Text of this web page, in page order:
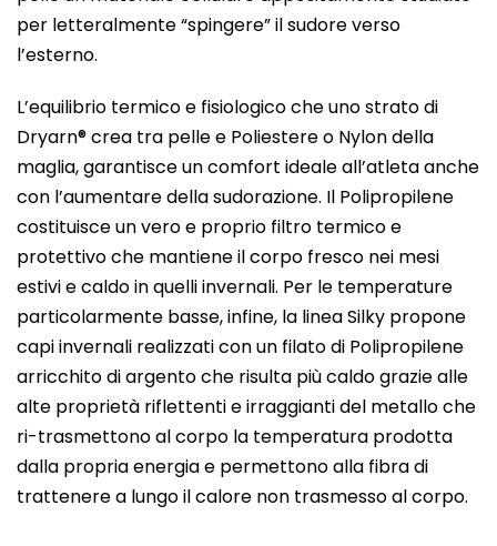
per letteralmente “spingere” il sudore verso
l’esterno.
L’equilibrio termico e fisiologico che uno strato di
Dryarn® crea tra pelle e Poliestere o Nylon della
maglia, garantisce un comfort ideale all’atleta anche
con l’aumentare della sudorazione. Il Polipropilene
costituisce un vero e proprio filtro termico e
protettivo che mantiene il corpo fresco nei mesi
estivi e caldo in quelli invernali. Per le temperature
particolarmente basse, infine, la linea Silky propone
capi invernali realizzati con un filato di Polipropilene
arricchito di argento che risulta più caldo grazie alle
alte proprietà riflettenti e irraggianti del metallo che
ri-trasmettono al corpo la temperatura prodotta
dalla propria energia e permettono alla fibra di
trattenere a lungo il calore non trasmesso al corpo.